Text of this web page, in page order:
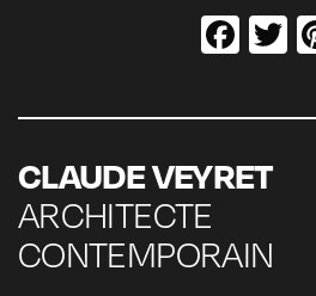
CLAUDE VEYRET
ARCHITECTE
CONTEMPORAIN